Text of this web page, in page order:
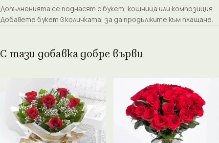
Допълненията се поднасят с букет, кошница или композиция.
Добавете букет в количката, за да продължите към плащане.
С тази добавка добре върви